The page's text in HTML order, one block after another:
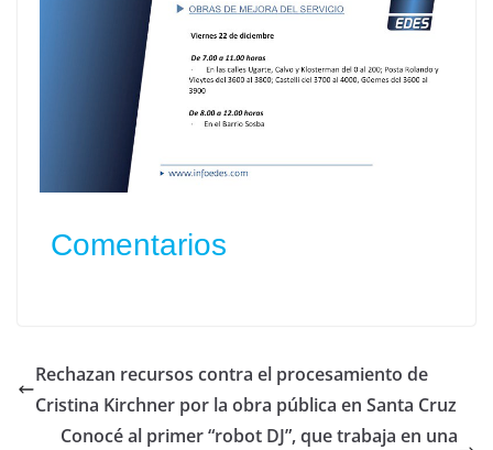
Comentarios
Rechazan recursos contra el procesamiento de
Cristina Kirchner por la obra pública en Santa Cruz
Conocé al primer “robot DJ”, que trabaja en una